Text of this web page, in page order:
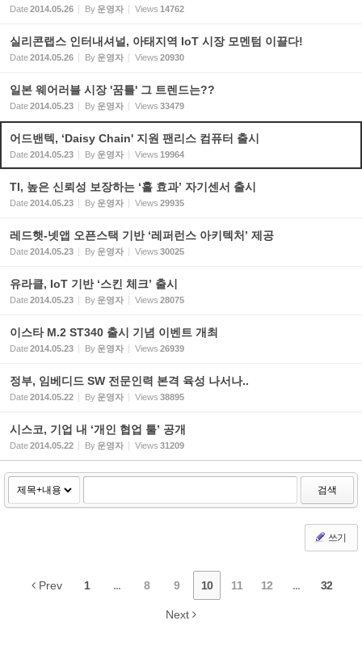
Date2014.05.26 By 운영자 Views 14762
실리콘랩스 인터내셔널, 아태지역 IoT 시장 모멘텀 이끌다!
Date2014.05.26 By 운영자 Views 20930
일본 웨어러블 시장 '꿈틀' 그 트렌드는??
Date2014.05.23 By 운영자 Views 33479
어드밴텍, ‘Daisy Chain' 지원 팬리스 컴퓨터 출시
Date2014.05.23 By 운영자 Views 19964
TI, 높은 신뢰성 보장하는 ‘홀 효과’ 자기센서 출시
Date2014.05.23 By 운영자 Views 29935
레드햇-넷앱 오픈스택 기반 ‘레퍼런스 아키텍처’ 제공
Date2014.05.23 By 운영자 Views 30025
유라클, IoT 기반 ‘스킨 체크’ 출시
Date2014.05.23 By 운영자 Views 28075
이스타 M.2 ST340 출시 기념 이벤트 개최
Date2014.05.23 By 운영자 Views 26939
정부, 임베디드 SW 전문인력 본격 육성 나서나..
Date2014.05.22 By 운영자 Views 38895
시스코, 기업 내 ‘개인 협업 툴’ 공개
Date2014.05.22 By 운영자 Views 31209
검색
쓰기
Prev 1 ... 8 9 10 11 12 ... 32
Next